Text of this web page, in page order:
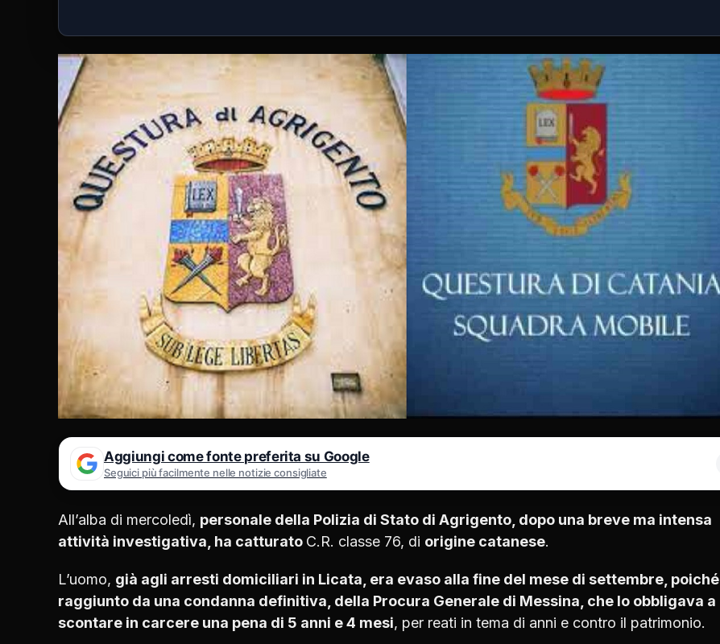
Aggiungi come fonte preferita su Google
Seguici più facilmente nelle notizie consigliate
All’alba di mercoledì, personale della Polizia di Stato di Agrigento, dopo una breve ma intensa
attività investigativa, ha catturato C.R. classe 76, di origine catanese.
L’uomo, già agli arresti domiciliari in Licata, era evaso alla fine del mese di settembre, poiché
raggiunto da una condanna definitiva, della Procura Generale di Messina, che lo obbligava a
scontare in carcere una pena di 5 anni e 4 mesi, per reati in tema di anni e contro il patrimonio.